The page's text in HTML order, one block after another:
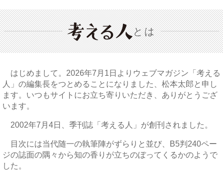
とは
はじめまして。2026年7月1日よりウェブマガジン「考える
人」の編集長をつとめることになりました、松本太郎と申し
ます。いつもサイトにお立ち寄りいただき、ありがとうござ
います。
2002年7月4日、季刊誌「考える人」が創刊されました。
目次には当代随一の執筆陣がずらりと並び、B5判240ペー
ジの誌面の隅々から知の香りが立ちのぼってくるかのようで
した。